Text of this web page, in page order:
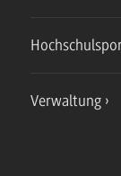
Verwaltung